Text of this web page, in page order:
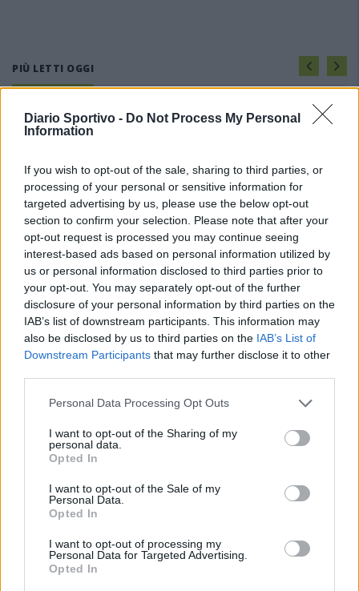
Diario Sportivo - Do Not Process My Personal
Information
If you wish to opt-out of the sale, sharing to third parties, or
processing of your personal or sensitive information for
targeted advertising by us, please use the below opt-out
section to confirm your selection. Please note that after your
opt-out request is processed you may continue seeing
interest-based ads based on personal information utilized by
us or personal information disclosed to third parties prior to
your opt-out. You may separately opt-out of the further
disclosure of your personal information by third parties on the
IAB’s list of downstream participants. This information may
also be disclosed by us to third parties on the IAB’s List of
Downstream Participants that may further disclose it to other
Personal Data Processing Opt Outs
I want to opt-out of the Sharing of my
personal data.
Opted In
I want to opt-out of the Sale of my
Personal Data.
Opted In
I want to opt-out of processing my
Personal Data for Targeted Advertising.
Opted In
PIÙ LETTI OGGI
L'Accademia Sulcitana prende il mediano
La COS approda a Barisardo tra conferme,
nuovi volti e mister Loi a fare da filo
conduttore
9 Ago 2026
Il Monte Alma rinforza l'attacco con Palmas
e Bonivardi, nel Macomer l'estro di Di Angelo
9 Ago 2026
Amichevole Ossese: 3-1 al Cagliari Primavera,
doppietta di Tapparello
8 Ago 2026
Carlucci, Bevilacqua, Solinas, Souare e Galic